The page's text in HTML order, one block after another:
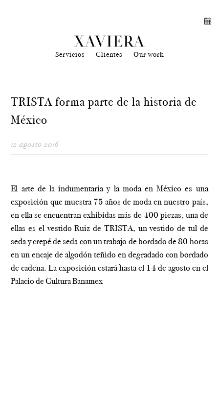
Servicios Clientes Our work
TRISTA forma parte de la historia de
México
12 agosto 2016
El arte de la indumentaria y la moda en México es una
exposición que muestra 75 años de moda en nuestro país,
en ella se encuentran exhibidas más de 400 piezas, una de
ellas es el vestido Ruiz de TRISTA, un vestido de tul de
seda y crepé de seda con un trabajo de bordado de 80 horas
en un encaje de algodón teñido en degradado con bordado
de cadena. La exposición estará hasta el 14 de agosto en el
Palacio de Cultura Banamex